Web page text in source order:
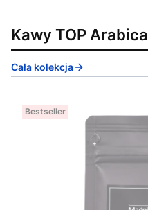
Kawy TOP Arabica
Cała kolekcja
Bestseller